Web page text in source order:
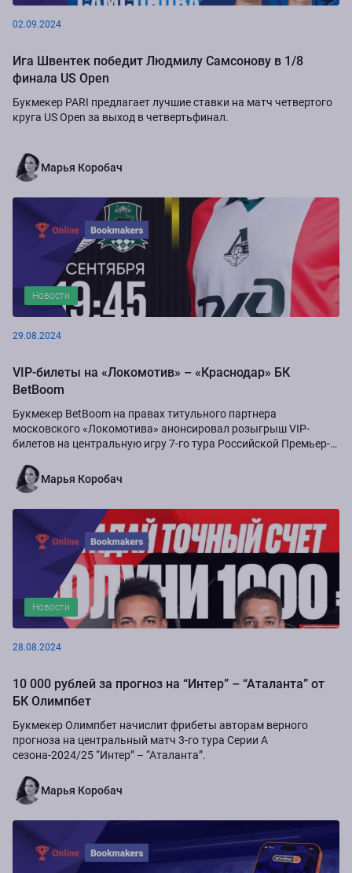
02.09.2024
Ига Швентек победит Людмилу Самсонову в 1/8
финала US Open
Букмекер PARI предлагает лучшие ставки на матч четвертого
круга US Open за выход в четвертьфинал.
Марья Коробач
Новости
29.08.2024
VIP-билеты на «Локомотив» – «Краснодар» БК
BetBoom
Букмекер BetBoom на правах титульного партнера
московского «Локомотива» анонсировал розыгрыш VIP-
билетов на центральную игру 7-го тура Российской Премьер-
Марья Коробач
Новости
28.08.2024
10 000 рублей за прогноз на “Интер” – “Аталанта” от
БК Олимпбет
Букмекер Олимпбет начислит фрибеты авторам верного
прогноза на центральный матч 3-го тура Серии А
сезона-2024/25 “Интер” – “Аталанта”.
Марья Коробач